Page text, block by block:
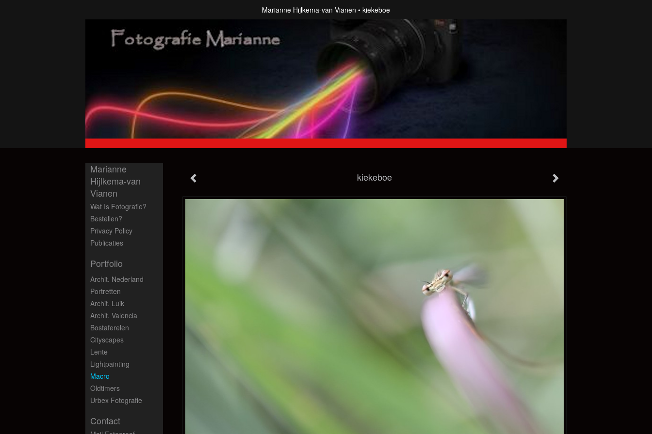
Marianne Hijlkema-van Vianen kiekeboe
kiekeboe
Marianne
Hijlkema-van
Vianen
Wat Is Fotografie?
Bestellen?
Privacy Policy
Publicaties
Portfolio
Archit. Nederland
Portretten
Archit. Luik
Archit. Valencia
Bostaferelen
Cityscapes
Lente
Lightpainting
Macro
Oldtimers
Urbex Fotografie
Contact